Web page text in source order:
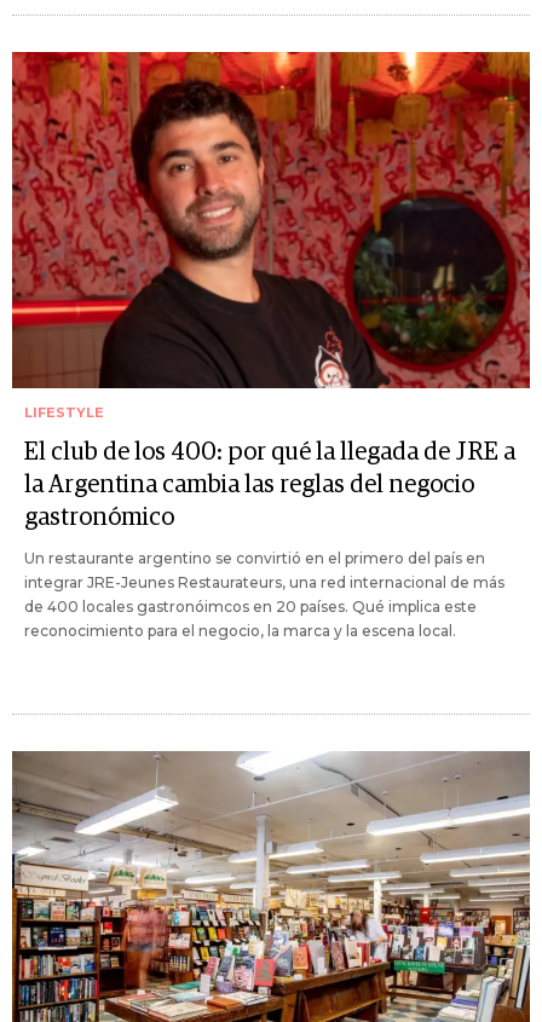
LIFESTYLE
El club de los 400: por qué la llegada de JRE a
la Argentina cambia las reglas del negocio
gastronómico
Un restaurante argentino se convirtió en el primero del país en
integrar JRE-Jeunes Restaurateurs, una red internacional de más
de 400 locales gastronóimcos en 20 países. Qué implica este
reconocimiento para el negocio, la marca y la escena local.